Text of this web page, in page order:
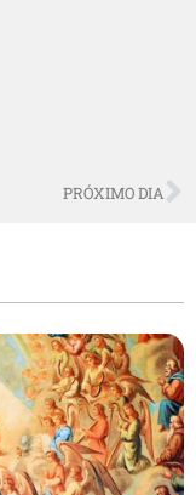
PRÓXIMO DIA